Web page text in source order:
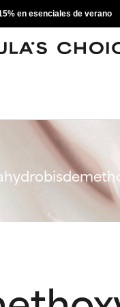
en esenciales de verano